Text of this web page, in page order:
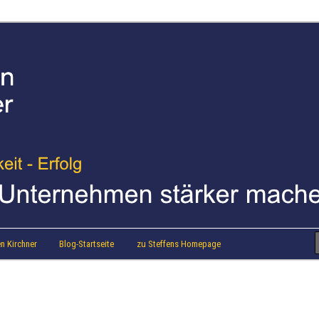
Kirchner Blog-Startseite zu Steffens Homepage